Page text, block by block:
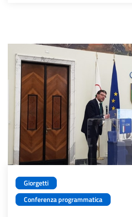
Giorgetti
Conferenza programmatica